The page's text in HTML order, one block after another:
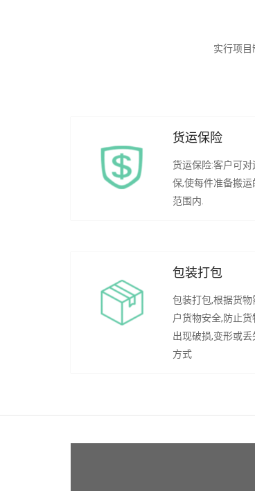
实行项
货运保险
货运保险:客户可
保,使每件准备搬
范围内.
包装打包
包装打包,根据货
户货物安全,防止
出现破损,变形或
方式